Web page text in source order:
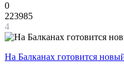
0
223985
4
На Балканах готовится